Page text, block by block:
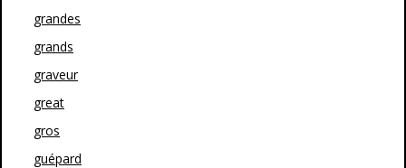
grandes
grands
graveur
great
gros
guépard